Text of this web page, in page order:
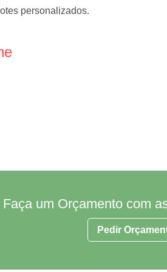
personalizados.
Faça um Orçamento com
Pedir